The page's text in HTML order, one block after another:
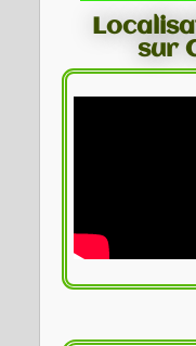
sur